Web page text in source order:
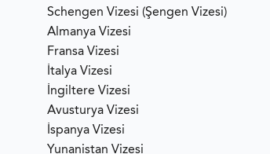
Schengen Vizesi (Şengen Vizesi)
Almanya Vizesi
Fransa Vizesi
İtalya Vizesi
İngiltere Vizesi
Avusturya Vizesi
İspanya Vizesi
Yunanistan Vizesi